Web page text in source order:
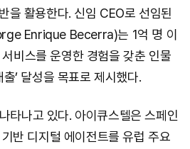
을 활용한다. 신임 CEO로 선임된
Enrique Becerra)는 1억 명 이
비스를 운영한 경험을 갖춘 인물
’ 달성을 목표로 제시했다.
타나고 있다. 아이큐스텔은 스페인
반 디지털 에이전트를 유럽 주요